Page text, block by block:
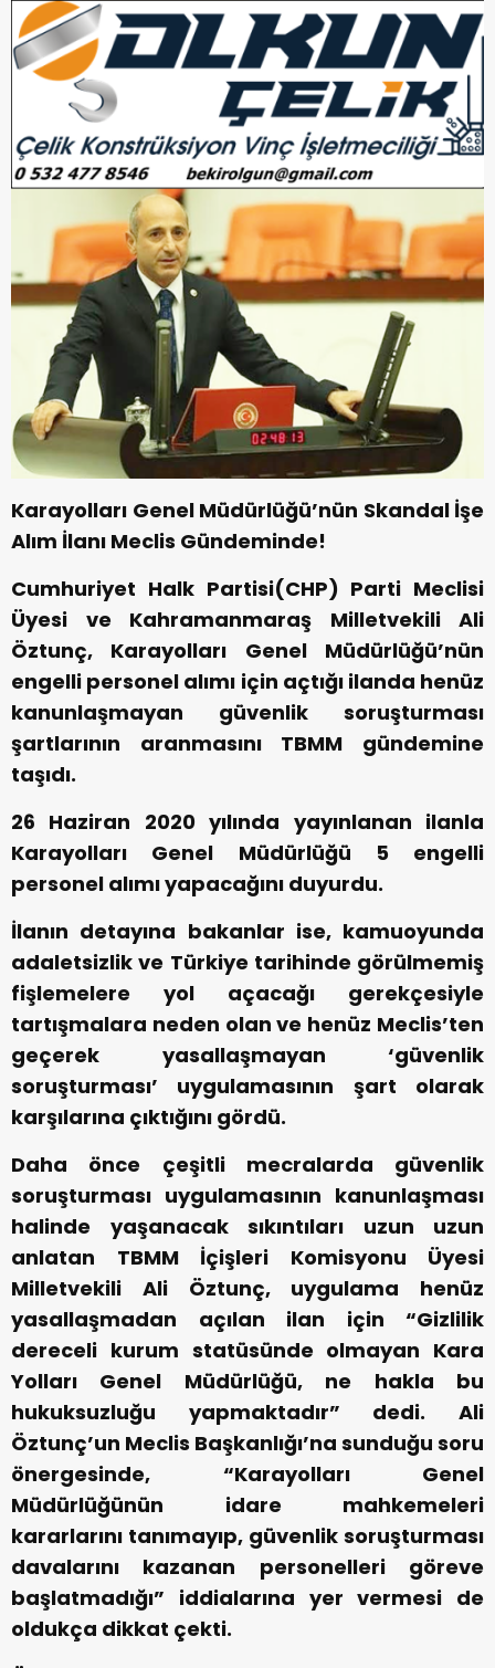
Karayolları Genel Müdürlüğü’nün Skandal İşe
Alım İlanı Meclis Gündeminde!
Cumhuriyet Halk Partisi(CHP) Parti Meclisi
Üyesi ve Kahramanmaraş Milletvekili Ali
Öztunç, Karayolları Genel Müdürlüğü’nün
engelli personel alımı için açtığı ilanda henüz
kanunlaşmayan güvenlik soruşturması
şartlarının aranmasını TBMM gündemine
taşıdı.
26 Haziran 2020 yılında yayınlanan ilanla
Karayolları Genel Müdürlüğü 5 engelli
personel alımı yapacağını duyurdu.
İlanın detayına bakanlar ise, kamuoyunda
adaletsizlik ve Türkiye tarihinde görülmemiş
fişlemelere yol açacağı gerekçesiyle
tartışmalara neden olan ve henüz Meclis’ten
geçerek yasallaşmayan ‘güvenlik
soruşturması’ uygulamasının şart olarak
karşılarına çıktığını gördü.
Daha önce çeşitli mecralarda güvenlik
soruşturması uygulamasının kanunlaşması
halinde yaşanacak sıkıntıları uzun uzun
anlatan TBMM İçişleri Komisyonu Üyesi
Milletvekili Ali Öztunç, uygulama henüz
yasallaşmadan açılan ilan için “Gizlilik
dereceli kurum statüsünde olmayan Kara
Yolları Genel Müdürlüğü, ne hakla bu
hukuksuzluğu yapmaktadır” dedi. Ali
Öztunç’un Meclis Başkanlığı’na sunduğu soru
önergesinde, “Karayolları Genel
Müdürlüğünün idare mahkemeleri
kararlarını tanımayıp, güvenlik soruşturması
davalarını kazanan personelleri göreve
başlatmadığı” iddialarına yer vermesi de
oldukça dikkat çekti.